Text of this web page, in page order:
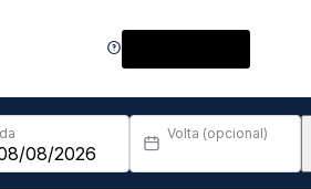
Volta (opcional)